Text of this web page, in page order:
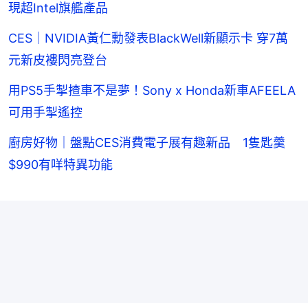
現超Intel旗艦產品
CES｜NVIDIA黃仁勳發表BlackWell新顯示卡 穿7萬
元新皮褸閃亮登台
用PS5手掣揸車不是夢！Sony x Honda新車AFEELA
可用手掣遙控
廚房好物｜盤點CES消費電子展有趣新品 1隻匙羹
$990有咩特異功能